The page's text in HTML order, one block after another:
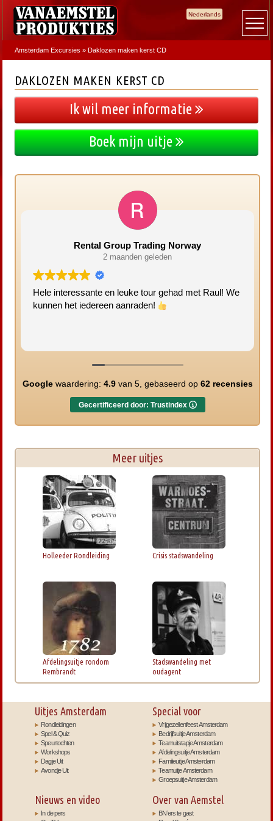
Nederlands
Amsterdam Excursies » Daklozen maken kerst CD
DAKLOZEN MAKEN KERST CD
Ik wil meer informatie
Boek mijn uitje
Rental Group Trading Norway
2 maanden geleden
Hele interessante en leuke tour gehad met Raul! We
kunnen het iedereen aanraden!
Googlewaardering: 4.9van 5, gebaseerd op 62 recensies
Gecertificeerd door: Trustindex
Meer uitjes
Holleeder Rondleiding Crisis stadswandeling
Afdelingsuitje rondom
Rembrandt
Stadswandeling met
oudagent
Uitjes Amsterdam
Rondleidingen
Spel & Quiz
Speurtochten
Workshops
Dagje Uit
Avondje Uit
Special voor
Vrijgezellenfeest Amsterdam
Bedrijfsuitje Amsterdam
Teamuitstapje Amsterdam
Afdelingsuitje Amsterdam
Familieuitje Amsterdam
Teamuitje Amsterdam
Groepsuitje Amsterdam
Nieuws en video
In de pers
Over van Aemstel
BN’ers te gast